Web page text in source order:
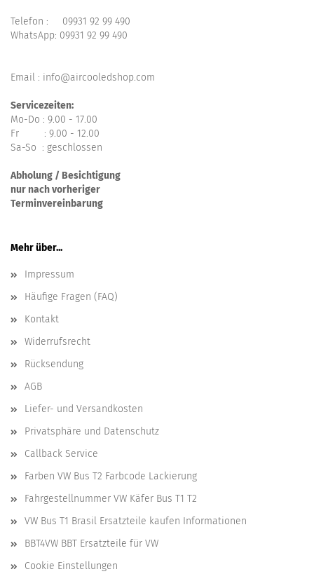
Telefon : 09931 92 99 490
WhatsApp: 09931 92 99 490
Email : info@aircooledshop.com
Servicezeiten:
Mo-Do : 9.00 - 17.00
Fr : 9.00 - 12.00
Sa-So : geschlossen
Abholung / Besichtigung
nur nach vorheriger
Terminvereinbarung
Mehr über...
Impressum
Häufige Fragen (FAQ)
Kontakt
Widerrufsrecht
Rücksendung
AGB
Liefer- und Versandkosten
Privatsphäre und Datenschutz
Callback Service
Farben VW Bus T2 Farbcode Lackierung
Fahrgestellnummer VW Käfer Bus T1 T2
VW Bus T1 Brasil Ersatzteile kaufen Informationen
BBT4VW BBT Ersatzteile für VW
Cookie Einstellungen